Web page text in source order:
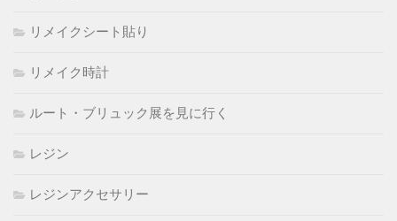
リメイクシート貼り
リメイク時計
ルート・ブリュック展を見に行く
レジン
レジンアクセサリー